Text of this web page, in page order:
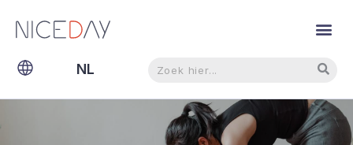
NL
EN